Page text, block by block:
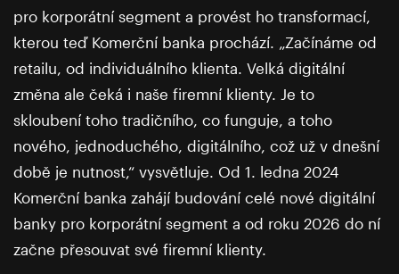
pro korporátní segment a provést ho transformací,
kterou teď Komerční banka prochází. „Začínáme od
retailu, od individuálního klienta. Velká digitální
změna ale čeká i naše firemní klienty. Je to
skloubení toho tradičního, co funguje, a toho
nového, jednoduchého, digitálního, což už v dnešní
době je nutnost,“ vysvětluje. Od 1. ledna 2024
Komerční banka zahájí budování celé nové digitální
banky pro korporátní segment a od roku 2026 do ní
začne přesouvat své firemní klienty.